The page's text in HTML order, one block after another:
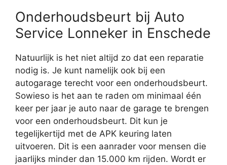
Onderhoudsbeurt bij Auto
Service Lonneker in Enschede
Natuurlijk is het niet altijd zo dat een reparatie
nodig is. Je kunt namelijk ook bij een
autogarage terecht voor een onderhoudsbeurt.
Sowieso is het aan te raden om minimaal één
keer per jaar je auto naar de garage te brengen
voor een onderhoudsbeurt. Dit kun je
tegelijkertijd met de APK keuring laten
uitvoeren. Dit is een aanrader voor mensen die
jaarlijks minder dan 15.000 km rijden. Wordt er